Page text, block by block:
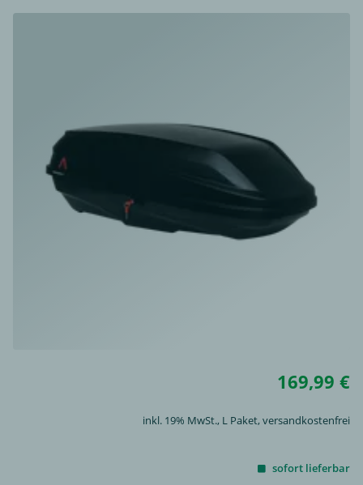
169,99 €
inkl. 19% MwSt., L Paket, versandkostenfrei
sofort lieferbar